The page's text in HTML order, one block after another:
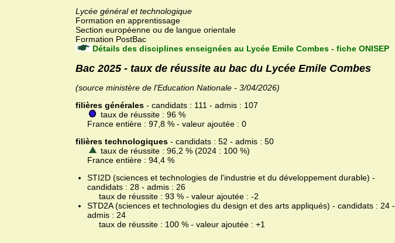
Lycée général et technologique
Formation en apprentissage
Section européenne ou de langue orientale
Formation PostBac
Détails des disciplines enseignées au Lycée Emile Combes - fiche ONISEP
Bac 2025 - taux de réussite au bac du Lycée Emile Combes
(source ministère de l'Education Nationale - 3/04/2026)
filières générales - candidats : 111 - admis : 107
taux de réussite : 96 %
France entière : 97,8 % - valeur ajoutée : 0
filières technologiques - candidats : 52 - admis : 50
taux de réussite : 96,2 % (2024 : 100 %)
France entière : 94,4 %
STI2D (sciences et technologies de l'industrie et du développement durable) -
candidats : 28 - admis : 26
taux de réussite : 93 % - valeur ajoutée : -2
STD2A (sciences et technologies du design et des arts appliqués) - candidats : 24 -
admis : 24
taux de réussite : 100 % - valeur ajoutée : +1